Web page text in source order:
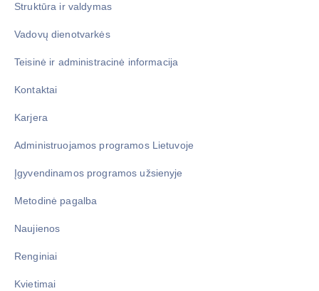
Struktūra ir valdymas
Vadovų dienotvarkės
Teisinė ir administracinė informacija
Kontaktai
Karjera
Administruojamos programos Lietuvoje
Įgyvendinamos programos užsienyje
Metodinė pagalba
Naujienos
Renginiai
Kvietimai